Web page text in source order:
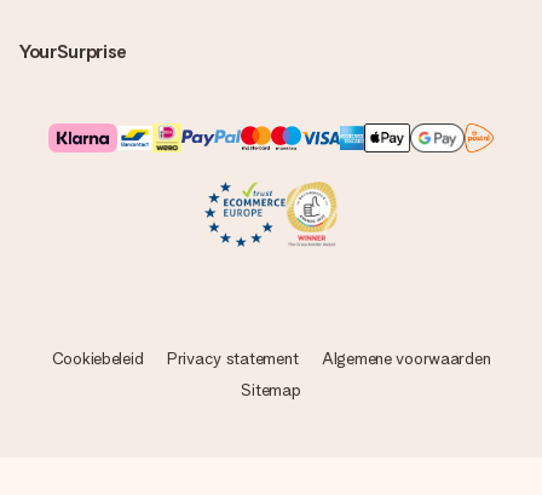
YourSurprise
Cookiebeleid Privacy statement
Algemene voorwaarden
Sitemap